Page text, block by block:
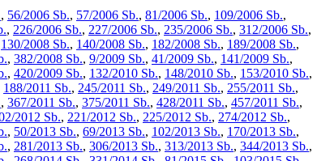
, 56/2006 Sb., 57/2006 Sb., 81/2006 Sb., 109/2006 Sb.,
, 226/2006 Sb., 227/2006 Sb., 235/2006 Sb., 312/2006 Sb.,
130/2008 Sb., 140/2008 Sb., 182/2008 Sb., 189/2008 Sb.,
, 382/2008 Sb., 9/2009 Sb., 41/2009 Sb., 141/2009 Sb.,
, 420/2009 Sb., 132/2010 Sb., 148/2010 Sb., 153/2010 Sb.,
188/2011 Sb., 245/2011 Sb., 249/2011 Sb., 255/2011 Sb.,
, 367/2011 Sb., 375/2011 Sb., 428/2011 Sb., 457/2011 Sb.,
2012 Sb., 221/2012 Sb., 225/2012 Sb., 274/2012 Sb.,
, 50/2013 Sb., 69/2013 Sb., 102/2013 Sb., 170/2013 Sb.,
, 281/2013 Sb., 306/2013 Sb., 313/2013 Sb., 344/2013 Sb.,